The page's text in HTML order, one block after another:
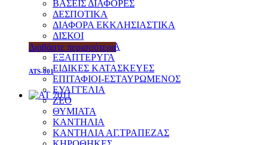
ΒΑΣΕΙΣ ΔΙΑΦΟΡΕΣ
ΔΕΣΠΟΤΙΚΑ
ΔΙΑΦΟΡΑ ΕΚΚΛΗΣΙΑΣΤΙΚΑ
ΔΙΣΚΟΙ
ΔΙΣΚΟΠΟΤΗΡΑ
ΕΞΑΠΤΕΡΥΓΑ
ΕΙΔΙΚΕΣ ΚΑΤΑΣΚΕΥΕΣ
ΕΠΙΤΑΦΙΟΙ-ΕΣΤΑΥΡΩΜΕΝΟΣ
ΕΥΑΓΓΕΛΙΑ
ΖΕΟ
ΘΥΜΙΑΤΑ
ΚΑΝΤΗΛΙΑ
ΚΑΝΤΗΛΙΑ ΑΓ.ΤΡΑΠΕΖΑΣ
Διαβάστε περισσότερα
ATS-001